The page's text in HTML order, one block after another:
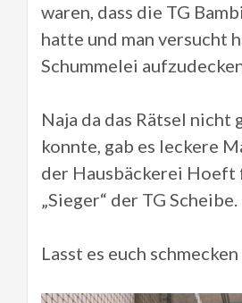
waren, dass die TG
hatte und man versucht
Schummelei
Naja da das Rätsel nicht
konnte, gab es leckere
der Hausbäckerei Hoeft
„Sieger“ der TG Scheibe.
Lasst es euch schmecken